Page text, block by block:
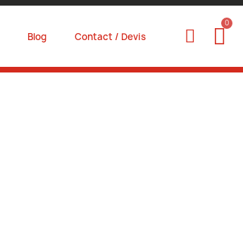
Blog Contact / Devis